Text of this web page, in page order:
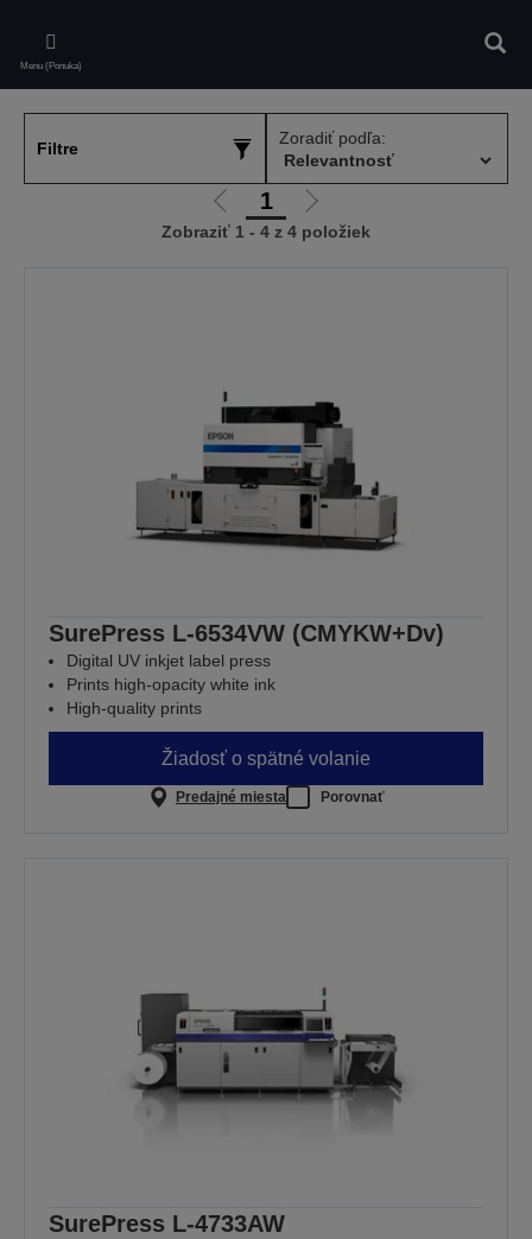
main
content
Menu (Ponuka)
Filtre
Zoradiť podľa:
Ísť
na
1
Ísť
na
Zobraziť 1 - 4 z 4 položiek
SurePress L-6534VW (CMYKW+Dv)
Digital UV inkjet label press
Prints high-opacity white ink
High-quality prints
Žiadosť o spätné volanie
Predajné miesta Porovnať
SurePress L-4733AW